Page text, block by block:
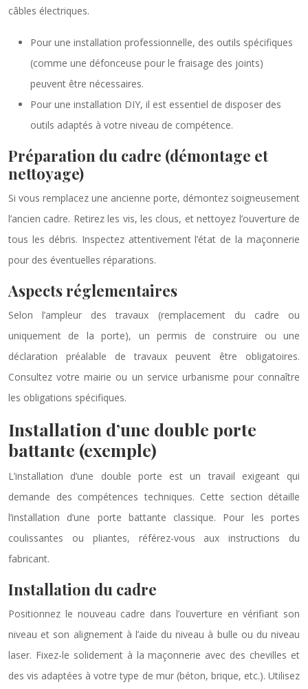
câbles électriques.
Pour une installation professionnelle, des outils spécifiques
(comme une défonceuse pour le fraisage des joints)
peuvent être nécessaires.
Pour une installation DIY, il est essentiel de disposer des
outils adaptés à votre niveau de compétence.
Préparation du cadre (démontage et
nettoyage)
Si vous remplacez une ancienne porte, démontez soigneusement
l’ancien cadre. Retirez les vis, les clous, et nettoyez l’ouverture de
tous les débris. Inspectez attentivement l’état de la maçonnerie
pour des éventuelles réparations.
Aspects réglementaires
Selon l’ampleur des travaux (remplacement du cadre ou
uniquement de la porte), un permis de construire ou une
déclaration préalable de travaux peuvent être obligatoires.
Consultez votre mairie ou un service urbanisme pour connaître
les obligations spécifiques.
Installation d’une double porte
battante (exemple)
L’installation d’une double porte est un travail exigeant qui
demande des compétences techniques. Cette section détaille
l’installation d’une porte battante classique. Pour les portes
coulissantes ou pliantes, référez-vous aux instructions du
fabricant.
Installation du cadre
Positionnez le nouveau cadre dans l’ouverture en vérifiant son
niveau et son alignement à l’aide du niveau à bulle ou du niveau
laser. Fixez-le solidement à la maçonnerie avec des chevilles et
des vis adaptées à votre type de mur (béton, brique, etc.). Utilisez